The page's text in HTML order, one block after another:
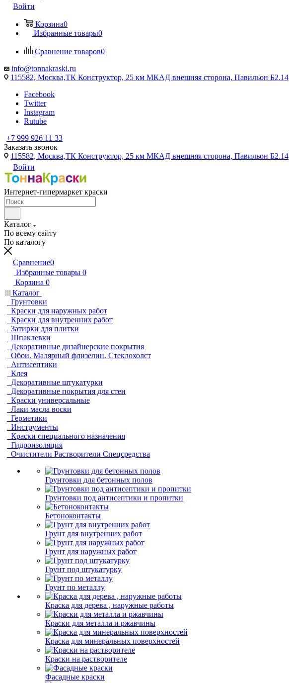
Войти
Корзина0
Избранные товары0
Сравнение товаров0
info@tonnakraski.ru
115582, Москва,ТК Конструктор, 25 км МКАД внешняя сторона, Павильон Б2.14
Facebook
Twitter
Instagram
Rutube
+7 999 926 11 33
Заказать звонок
115582, Москва,ТК Конструктор, 25 км МКАД внешняя сторона, Павильон Б2.14
Войти
Интернет-гипермаркет краски
Каталог
По всему сайту
По каталогу
Сравнение0
Избранные товары 0
Корзина 0
Каталог
Грунтовки
Краски для наружных работ
Краски для внутренних работ
Затирки для плитки
Шпаклевки
Декоративные дизайнерские покрытия
Обои. Малярный флизелин. Стеклохолст
Антисептики
Клея
Декоративные штукатурки
Декоративные покрытия для стен
Краски универсальные
Лаки масла воски
Герметики
Инструменты
Краски специального назначения
Гидроизоляция
Очистители Растворители Спецсредства
Грунтовки для бетонных полов
Грунтовки под антисептики и пропитки
Бетоноконтакты
Грунт для внутренних работ
Грунт для наружных работ
Грунт под штукатурку
Грунт по металлу
Краска для дерева , наружные работы
Краски для металла и ржавчины
Краска для минеральных поверхностей
Краски на растворителе
Фасадные краски